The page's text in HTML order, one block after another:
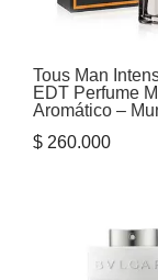
Tous Man
EDT Perfume
Aromático –
$ 260.000